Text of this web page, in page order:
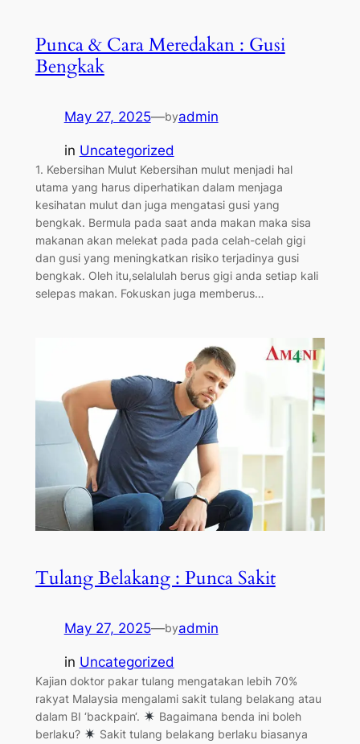
Punca & Cara Meredakan : Gusi
Bengkak
May 27, 2025—byadmin
in Uncategorized
1. Kebersihan Mulut Kebersihan mulut menjadi hal
utama yang harus diperhatikan dalam menjaga
kesihatan mulut dan juga mengatasi gusi yang
bengkak. Bermula pada saat anda makan maka sisa
makanan akan melekat pada pada celah-celah gigi
dan gusi yang meningkatkan risiko terjadinya gusi
bengkak. Oleh itu,selalulah berus gigi anda setiap kali
selepas makan. Fokuskan juga memberus…
Tulang Belakang : Punca Sakit
May 27, 2025—byadmin
in Uncategorized
Kajian doktor pakar tulang mengatakan lebih 70%
rakyat Malaysia mengalami sakit tulang belakang atau
dalam BI ‘backpain‘.
Bagaimana benda ini boleh
berlaku?
Sakit tulang belakang berlaku biasanya